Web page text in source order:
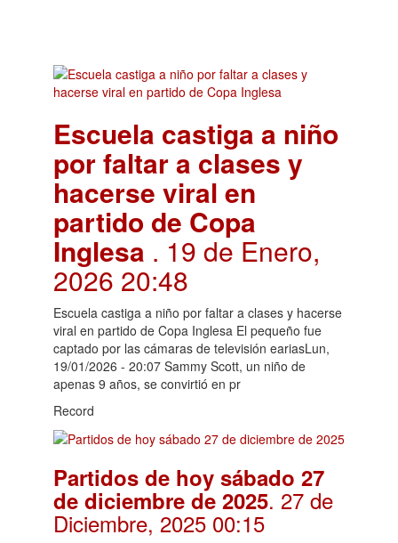
Escuela castiga a niño
por faltar a clases y
hacerse viral en
partido de Copa
Inglesa . 19 de Enero,
2026 20:48
Escuela castiga a niño por faltar a clases y hacerse
viral en partido de Copa Inglesa El pequeño fue
captado por las cámaras de televisión eariasLun,
19/01/2026 - 20:07 Sammy Scott, un niño de
apenas 9 años, se convirtió en pr
Record
Partidos de hoy sábado 27
de diciembre de 2025. 27 de
Diciembre, 2025 00:15